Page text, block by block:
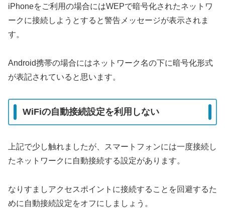
iPhoneをご利用の場合にはWEPで暗号化されたネットワ
ークに接続しようとすると警告メッセージが表示されま
す。
Android携帯の場合にはネットワーク名の下に暗号化形式
が表記されていると思います。
WiFiの自動接続設定を利用しない
上記で少し触れましたが、スマートフォンには一度接続し
たネットワークに自動接続する設定があります。
なりすましアクセスポイントに接続することを回避するた
めに自動接続設定をオフにしましょう。